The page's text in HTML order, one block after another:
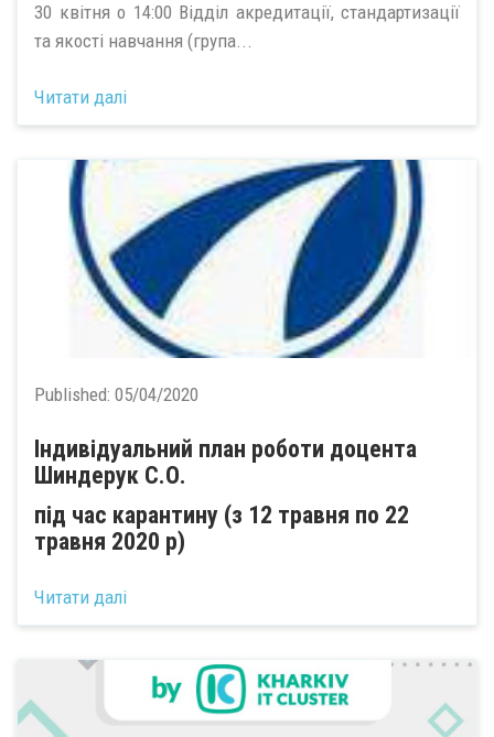
30 квітня о 14:00 Відділ акредитації, стандартизації
та якості навчання (група...
Читати далі
Published: 05/04/2020
Індивідуальний план роботи доцента
Шиндерук С.О.
під час карантину (з 12 травня по 22
травня 2020 р)
Читати далі